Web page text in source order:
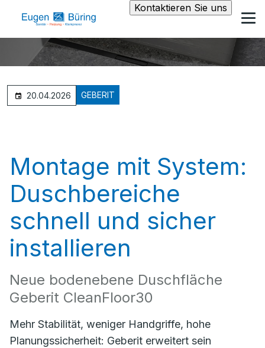
Kontaktieren Sie uns
20.04.2026 GEBERIT
Montage mit System:
Duschbereiche
schnell und sicher
installieren
Neue bodenebene Duschfläche
Geberit CleanFloor30
Mehr Stabilität, weniger Handgriffe, hohe
Planungssicherheit: Geberit erweitert sein